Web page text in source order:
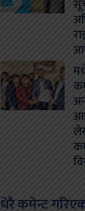
धेरै कमेन्ट